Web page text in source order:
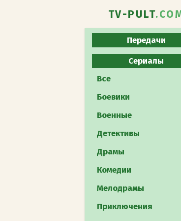
TV-PULT
Передачи
Юмористическое
Развлекательное
Познавательное
Реалити-шоу
Музыкальное
Кулинарное
Телеигра
Шоу талантов
Сериалы
Все
Боевики
Военные
Детективы
Драмы
Комедии
Мелодрамы
Приключения